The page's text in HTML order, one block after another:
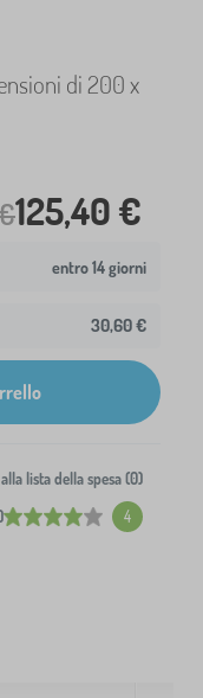
di 200 x
125,40 €
entro 14 giorni
30,60 €
4
alla lista della spesa (0)